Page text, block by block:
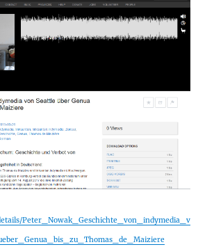
Peter_Nowak_Geschichte_von_indymedia_v